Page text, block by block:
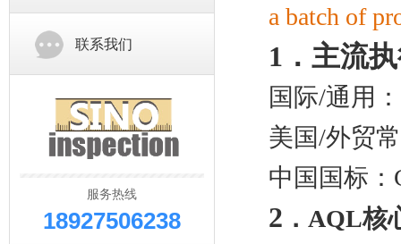
联系我们
服务热线
18927506238
a batch of
1 ． 主流
国际/通用
美国/外贸
中国国标：
2 ． AQL核